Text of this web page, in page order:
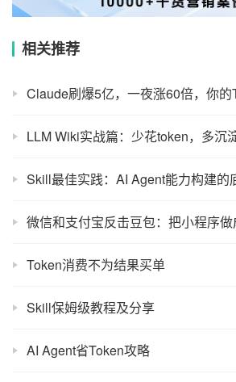
相关推荐
LLM Wiki实战篇：少花token，多沉
Skill最佳实践：AI Agent能力构建的
微信和支付宝反击豆包：把小程序
Token消费不为结果买单
Skill保姆级教程及分享
AI Agent省Token攻略